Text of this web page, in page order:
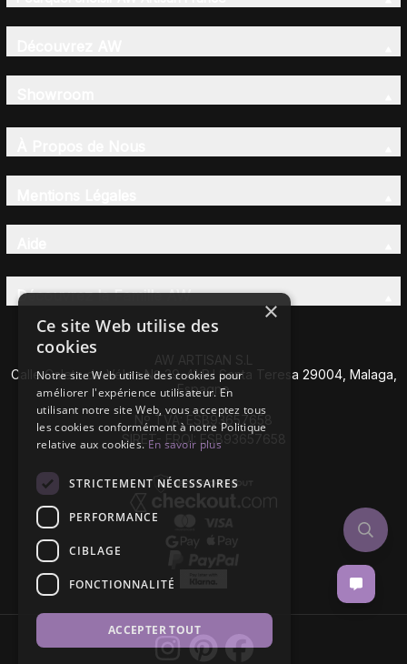
Découvrez la Famille AW
AW ARTISAN S.L
Calle Caleta de Vélez Nº 39-41 P.I Santa Teresa 29004, Malaga,
Espagne
Nº TVA: ESB93657658
SIRET- EROI: ESB93657658
×
Ce site Web utilise des
cookies
Notre site Web utilise des cookies pour
améliorer l'expérience utilisateur. En
utilisant notre site Web, vous acceptez tous
les cookies conformément à notre Politique
relative aux cookies.En savoir plus
STRICTEMENT NÉCESSAIRES
PERFORMANCE
CIBLAGE
FONCTIONNALITÉ
ACCEPTER TOUT